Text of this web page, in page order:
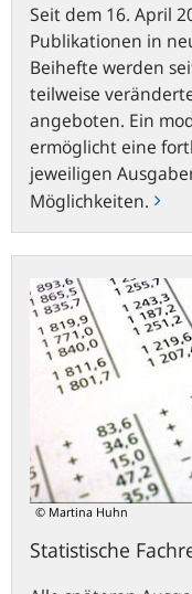
Seit dem 16. April
Publikationen in
Beihefte werden
teilweise
angeboten. Ein
ermöglicht eine
jeweiligen
Möglichkeiten.
© Martina Huhn
Statistische
Fachreihen